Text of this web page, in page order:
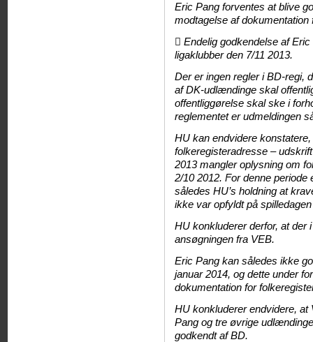
Eric Pang forventes at blive
modtagelse af
 Endelig godkendelse af
ligaklubber den 7/11 2013.
Der er ingen regler i BD-regi,
af DK-udlændinge skal
offentliggørelse skal ske i
reglementet er udmeldingen
HU kan endvidere
folkeregisteradresse –
2013 mangler oplysning om
2/10 2012. For denne periode
således HU’s holdning at
ikke var opfyldt på
HU konkluderer derfor, at der
ansøgningen fra VEB.
Eric Pang kan således ikke
januar 2014, og dette under
dokumentation for
HU konkluderer endvidere,
Pang og tre øvrige
godkendt af BD.